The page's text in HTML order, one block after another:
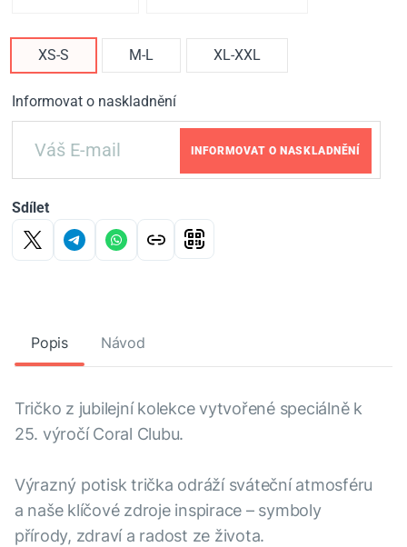
XS-S M-L XL-XXL
Informovat o naskladnění
INFORMOVAT O NASKLADNĚNÍ
Sdílet
Popis Návod
Tričko z jubilejní kolekce vytvořené speciálně k
25. výročí Coral Clubu.
Výrazný potisk trička odráží sváteční atmosféru
a naše klíčové zdroje inspirace – symboly
přírody, zdraví a radost ze života.